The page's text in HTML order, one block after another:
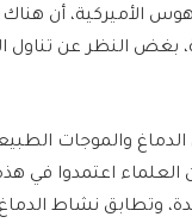
الأميركية، أن
البطيئة للمعدة التي تحدث كل 20
والموجات
العلماء اعتمدوا في
وتطابق نشاط